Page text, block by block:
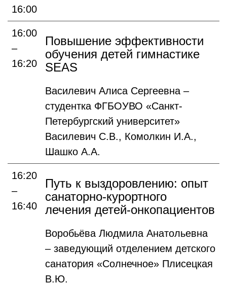
16:00
16:00
–
16:20
Повышение эффективности
обучения детей гимнастике
SEAS
Василевич Алиса Сергеевна –
студентка ФГБОУВО «Санкт-
Петербургский университет»
Василевич С.В., Комолкин И.А.,
Шашко А.А.
16:20
–
16:40
Путь к выздоровлению: опыт
санаторно-курортного
лечения детей-онкопациентов
Воробьёва Людмила Анатольевна
– заведующий отделением детского
санатория «Солнечное» Плисецкая
В.Ю.